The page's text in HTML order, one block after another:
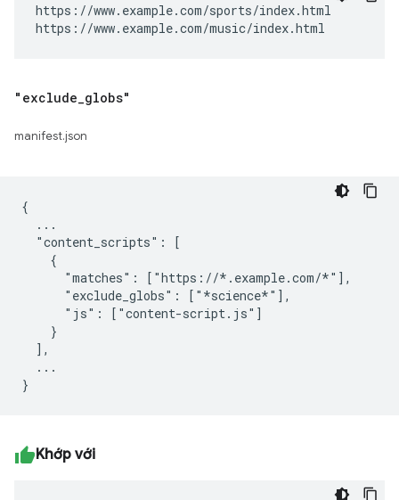
https://www.example.com/sports/index.html
https://www.example.com/music/index.html
"exclude globs"
manifest.json
{
  ...
  "content_scripts": [
    {
      "matches": ["https://*.example.com/*"],
      "exclude_globs": ["*science*"],
      "js": ["content-script.js"]
    }
  ],
  ...
Khớp với